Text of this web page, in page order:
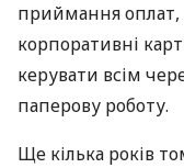
приймання оплат,
корпоративні
керувати всім
паперову роботу.
Ще кілька років